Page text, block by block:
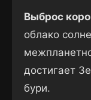
Выброс
облако
достигает
бури.